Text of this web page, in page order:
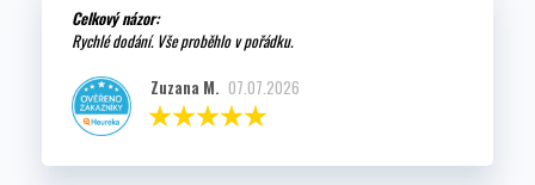
Celkový názor:
Rychlé dodání. Vše proběhlo v pořádku.
Zuzana M. 07.07.2026